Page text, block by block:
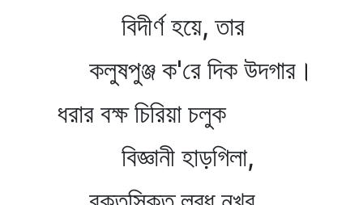
বিদীর্ণ হয়ে, তার
কলুষপুঞ্জ ক'রে দিক উদগার।
ধরার বক্ষ চিরিয়া চলুক
বিজ্ঞানী হাড়গিলা,